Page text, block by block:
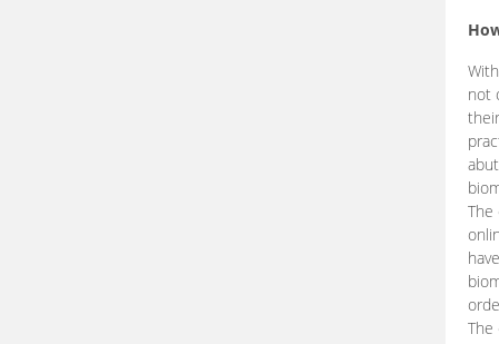
not
The